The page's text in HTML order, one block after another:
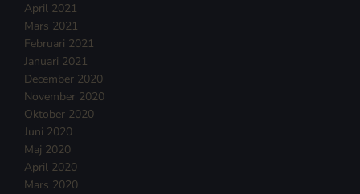
April 2021
Mars 2021
Februari 2021
Januari 2021
December 2020
November 2020
Oktober 2020
Juni 2020
Maj 2020
April 2020
Mars 2020